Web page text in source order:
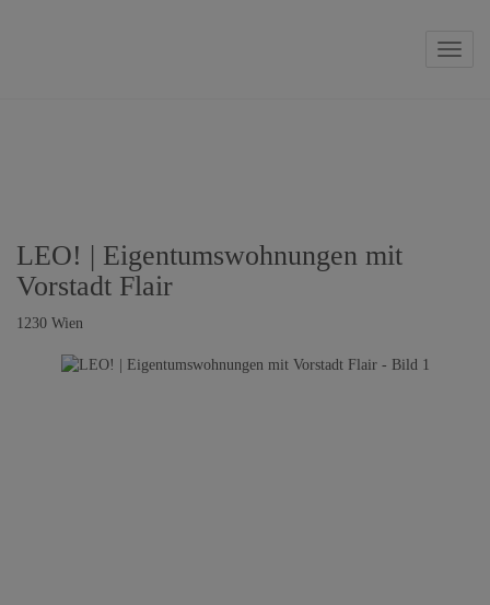
LEO! | Eigentumswohnungen mit
Vorstadt Flair
1230 Wien